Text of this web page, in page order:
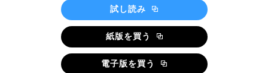
試し読み
紙版を買う
電子版を買う